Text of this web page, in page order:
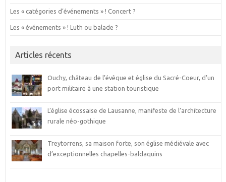
Les « catégories d’événements » ! Concert ?
Les « événements » ! Luth ou balade ?
Articles récents
Ouchy, château de l’évêque et église du Sacré-Coeur, d’un
port militaire à une station touristique
L’église écossaise de Lausanne, manifeste de l’architecture
rurale néo-gothique
Treytorrens, sa maison forte, son église médiévale avec
d’exceptionnelles chapelles-baldaquins